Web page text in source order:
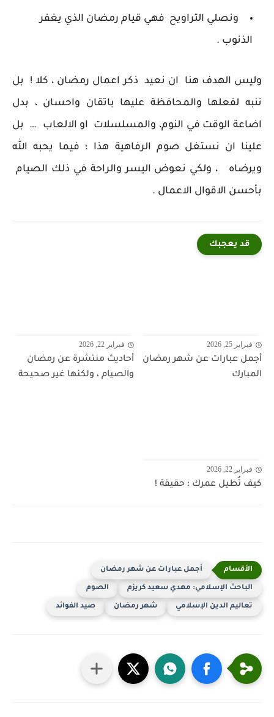
ونصلي التراويح فهي قيام رمضان الذي يغفر
الذنوب .
وليس الهدف هنا ان نعيد ذكر اعمال رمضان ، كلا ! بل
ننبه لفعلها والمحافظة عليها باتقان واحسان ، بدل
اضاعة الوقت في النوم، والمسلسلات او الالعاب … بل
علينا ان نستغل صوم الرفاهية هذا ؛ فيما يحبه الله
ويرضاه ، ولكي نعوض اليسر والراحة في ذلك الصيام
بأحسن الاقوال الاعمال .
قد يعجبك
فبراير 25, 2026
أجمل عبارات عن شهر رمضان
المبارك
فبراير 22, 2026
أحاديث منتشرة عن رمضان
والصيام ، ولكنها غير صحيحة
فبراير 22, 2026
كيف تُطيل عمرك ؛ حقيقة !
أجمل عبارات عن شهر رمضان
الباحث الإسلامي: مهدي سعيد كريزم الصوم
تعاليم الدين الإسلامي شهر رمضان صيد الفوائد